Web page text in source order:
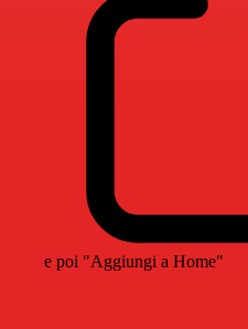
e poi "Aggiungi a Home"